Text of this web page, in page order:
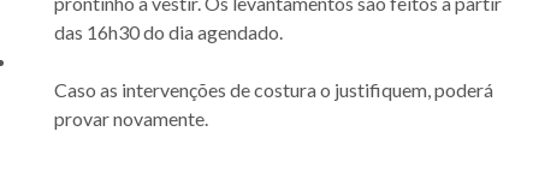
das 16h30 do dia agendado.
Caso as intervenções de costura o justifiquem, poderá
provar novamente.